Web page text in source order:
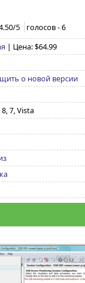
/5 голосов -6
| Цена: $64.99
о новой версии
7, Vista